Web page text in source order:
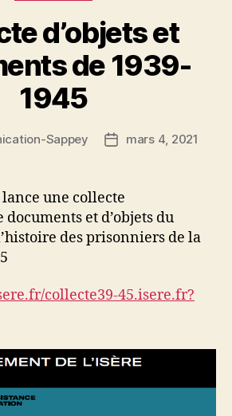
d’objets et
de 1939-
1945
Sappey
Datemars 4, 2021
une collecte
et d’objets du
des prisonniers de la
collecte39-45.isere.fr?